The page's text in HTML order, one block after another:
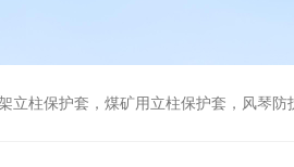
立柱保护套，煤矿用立柱保护套，风琴